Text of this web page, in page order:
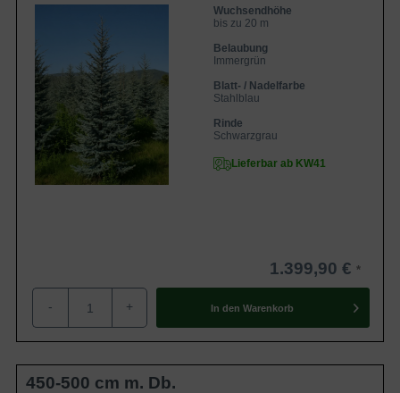
Wuchsendhöhe
bis zu 20 m
Belaubung
Immergrün
Blatt- / Nadelfarbe
Stahlblau
Rinde
Schwarzgrau
Lieferbar ab KW41
1.399,90 €
- + In den Warenkorb
450-500 cm m. Db.